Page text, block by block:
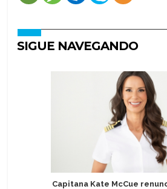
SIGUE NAVEGANDO
Capitana Kate McCue